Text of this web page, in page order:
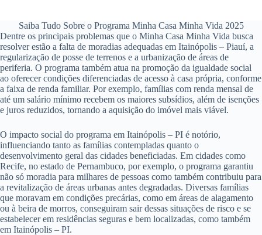
Saiba Tudo Sobre o Programa Minha Casa Minha Vida 2025
Dentre os principais problemas que o Minha Casa Minha Vida busca
resolver estão a falta de moradias adequadas em Itainópolis – Piauí, a
regularização de posse de terrenos e a urbanização de áreas de
periferia. O programa também atua na promoção da igualdade social
ao oferecer condições diferenciadas de acesso à casa própria, conforme
a faixa de renda familiar. Por exemplo, famílias com renda mensal de
até um salário mínimo recebem os maiores subsídios, além de isenções
e juros reduzidos, tornando a aquisição do imóvel mais viável.
O impacto social do programa em Itainópolis – PI é notório,
influenciando tanto as famílias contempladas quanto o
desenvolvimento geral das cidades beneficiadas. Em cidades como
Recife, no estado de Pernambuco, por exemplo, o programa garantiu
não só moradia para milhares de pessoas como também contribuiu para
a revitalização de áreas urbanas antes degradadas. Diversas famílias
que moravam em condições precárias, como em áreas de alagamento
ou à beira de morros, conseguiram sair dessas situações de risco e se
estabelecer em residências seguras e bem localizadas, como também
em Itainópolis – PI.